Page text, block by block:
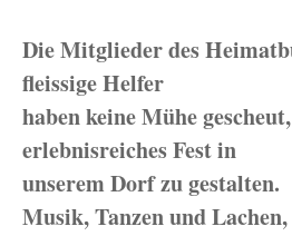
Die Mitglieder des
fleissige Helfer
haben keine Mühe
erlebnisreiches Fest in
unserem Dorf zu gestalten.
Musik, Tanzen und